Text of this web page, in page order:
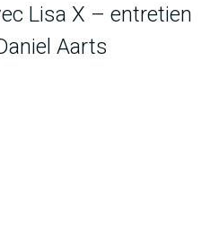
Lisa X – entretien
Aarts